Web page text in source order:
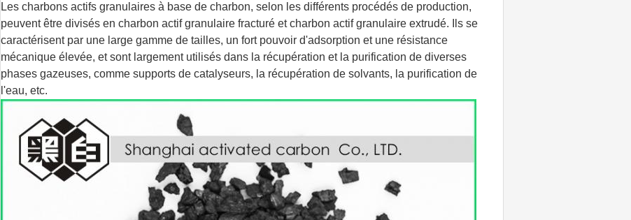
Les charbons actifs granulaires à base de charbon, selon les différents procédés de production,
peuvent être divisés en charbon actif granulaire fracturé et charbon actif granulaire extrudé. Ils se
caractérisent par une large gamme de tailles, un fort pouvoir d'adsorption et une résistance
mécanique élevée, et sont largement utilisés dans la récupération et la purification de diverses
phases gazeuses, comme supports de catalyseurs, la récupération de solvants, la purification de
l'eau, etc.